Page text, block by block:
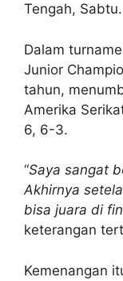
Tengah, Sabtu.
Dalam
Junior
tahun,
Amerika
6, 6-3.
“Saya sangat
Akhirnya
bisa juara di
keterangan
Kemenangan